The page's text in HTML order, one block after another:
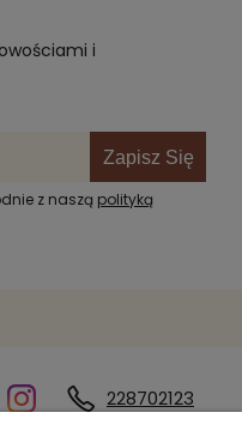
i
Zapisz Się
z naszą polityką
228702123